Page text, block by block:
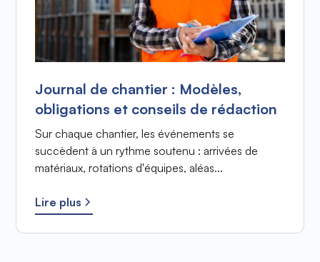
Journal de chantier : Modèles,
obligations et conseils de rédaction
Sur chaque chantier, les événements se
succèdent à un rythme soutenu : arrivées de
matériaux, rotations d'équipes, aléas...
Lire plus